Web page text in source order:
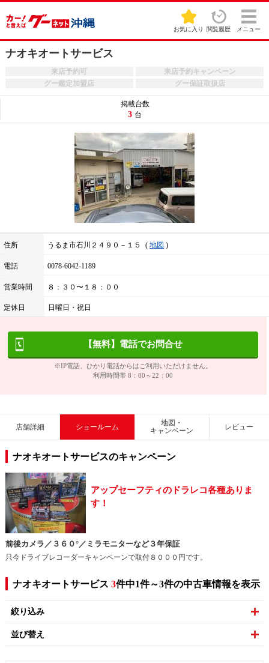
お気に入り 閲覧履歴 メニュー
ナオキオートサービス
来店予約可
来店予約キャンペーン
グー鑑定加盟店
グー保証取扱店
住所 うるま市石川２４９０－１５ 地図
電話 0078-6042-1189
営業時間 ８：３０〜１８：００
定休日 日曜日・祝日
掲載台数
3 台
【無料】電話でお問合せ
※IP電話、ひかり電話からはご利用いただけません。
利用時間帯 8：00～22：00
店舗詳細 ショールーム
地図・
キャンペーン
レビュー
ナオキオートサービスのキャンペーン
アップセーフティのドラレコ各種ありま
す！
前後カメラ／３６０°／ミラモニターなど３年保証
只今ドライブレコーダーキャンペーンで取付８０００円です。
ナオキオートサービス 3件中1件～3件の中古車情報を表示
絞り込み
並び替え